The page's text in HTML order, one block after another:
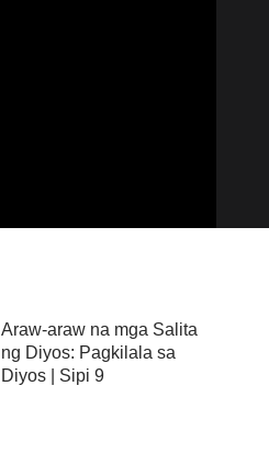
Araw-araw na mga Salita
ng Diyos: Pagkilala sa
Diyos | Sipi 9